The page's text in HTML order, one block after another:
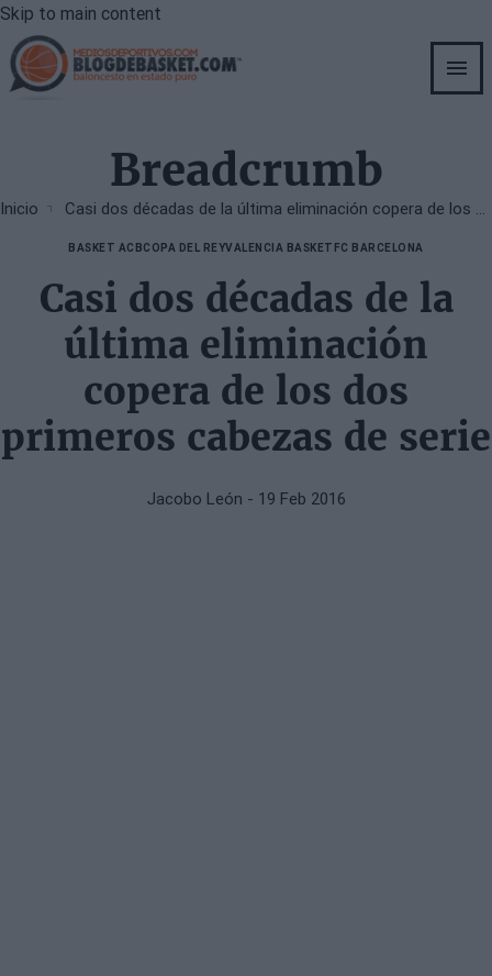
Skip to main content
Breadcrumb
Inicio Casi dos décadas de la última eliminación copera de los dos primeros cabezas de serie
BASKET ACBCOPA DEL REYVALENCIA BASKET FC BARCELONA
Casi dos décadas de la
última eliminación
copera de los dos
primeros cabezas de serie
Jacobo León - 19 Feb 2016